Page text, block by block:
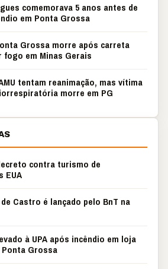
comemorava 5 anos antes de
em Ponta Grossa
Grossa morre após carreta
fogo em Minas Gerais
tentam reanimação, mas vítima
morre em PG
contra turismo de
EUA
Castro é lançado pelo BnT na
à UPA após incêndio em loja
Ponta Grossa